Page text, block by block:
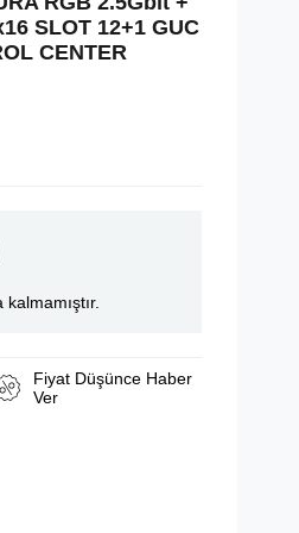
SLOT 12+1 GUC
CENTER
Fiyat Düşünce Haber
Ver